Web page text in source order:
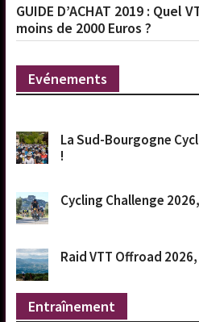
GUIDE D’ACHAT 2019 : Quel
moins de 2000 Euros ?
Evénements
La Sud-Bourgogne
!
Cycling Challenge
Raid VTT Offroad
Entraînement